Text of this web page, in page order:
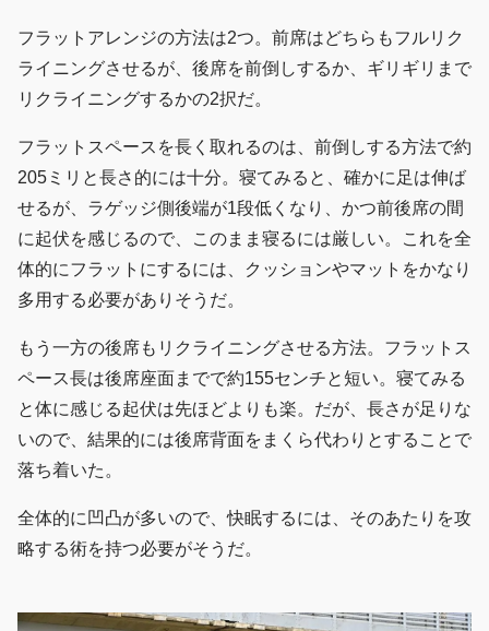
フラットアレンジの方法は2つ。前席はどちらもフルリク
ライニングさせるが、後席を前倒しするか、ギリギリまで
リクライニングするかの2択だ。
フラットスペースを長く取れるのは、前倒しする方法で約
205ミリと長さ的には十分。寝てみると、確かに足は伸ば
せるが、ラゲッジ側後端が1段低くなり、かつ前後席の間
に起伏を感じるので、このまま寝るには厳しい。これを全
体的にフラットにするには、クッションやマットをかなり
多用する必要がありそうだ。
もう一方の後席もリクライニングさせる方法。フラットス
ペース長は後席座面までで約155センチと短い。寝てみる
と体に感じる起伏は先ほどよりも楽。だが、長さが足りな
いので、結果的には後席背面をまくら代わりとすることで
落ち着いた。
全体的に凹凸が多いので、快眠するには、そのあたりを攻
略する術を持つ必要がそうだ。